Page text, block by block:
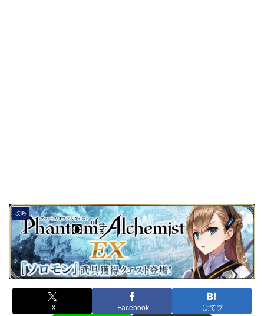
攻略
X Facebook はてブ